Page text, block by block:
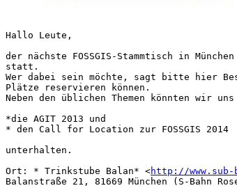
Hallo Leute,
der nächste FOSSGIS-Stammtisch in
statt.
Wer dabei sein möchte, sagt bitte hier
Plätze reservieren können.
Neben den üblichen Themen könnten wir
*die AGIT 2013 und
* den Call for Location zur FOSSGIS 2014
unterhalten.
Ort: * Trinkstube Balan* <http://www.sub-
Balanstraße 21, 81669 München (S-Bahn